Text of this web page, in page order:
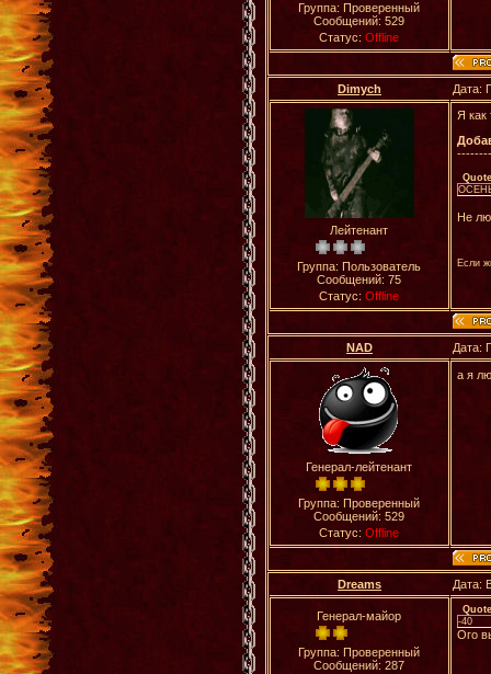
Группа: Проверенный
Сообщений:529
Статус:Offline
Dimych Дата:
Лейтенант
Группа: Пользователь
Сообщений:75
Статус:Offline
Я как
Quote
Не
Если
NAD Дата:
Генерал-лейтенант
Группа: Проверенный
Сообщений:529
Статус:Offline
а я
Dreams Дата:
Генерал-майор
Группа: Проверенный
Сообщений:287
Quote
-40
Ого